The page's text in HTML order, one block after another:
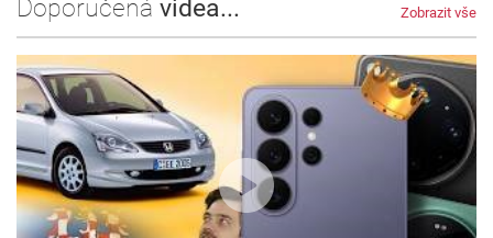
Doporučená videa... Zobrazit vše